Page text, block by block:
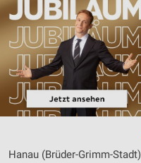
Hanau (Brüder-Grimm-Stadt)